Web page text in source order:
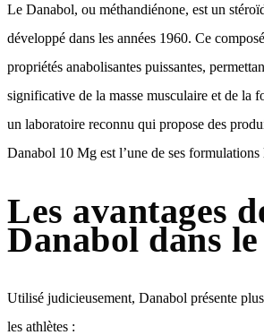
Le Danabol, ou méthandiénone, est un
développé dans les années 1960. Ce
propriétés anabolisantes puissantes,
significative de la masse musculaire et de la
un laboratoire reconnu qui propose des
Danabol 10 Mg est l’une de ses formulations
Les avantages
Danabol dans
Utilisé judicieusement, Danabol présente
les athlètes :